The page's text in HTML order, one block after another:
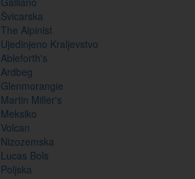
Švicarska
The Alpinist
Ujedinjeno Kraljevstvo
Ableforth's
Ardbeg
Glenmorangie
Martin Miller's
Meksiko
Volcan
Nizozemska
Lucas Bols
Poljska